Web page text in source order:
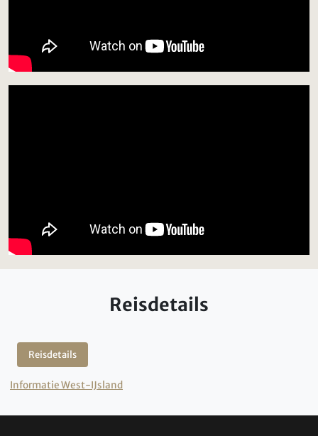
Reisdetails
Reisdetails
Informatie West-IJsland